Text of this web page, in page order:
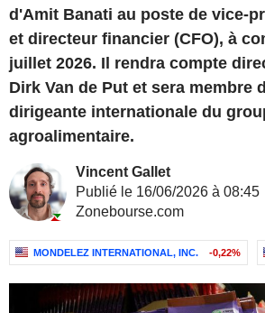
d'Amit Banati au poste de vice-
et directeur financier (CFO), à
juillet 2026. Il rendra compte
Dirk Van de Put et sera membre
dirigeante internationale du
agroalimentaire.
Vincent Gallet
Publié le 16/06/2026 à 08:45
Zonebourse.com
MONDELEZ INTERNATIONAL, INC. -0,22%